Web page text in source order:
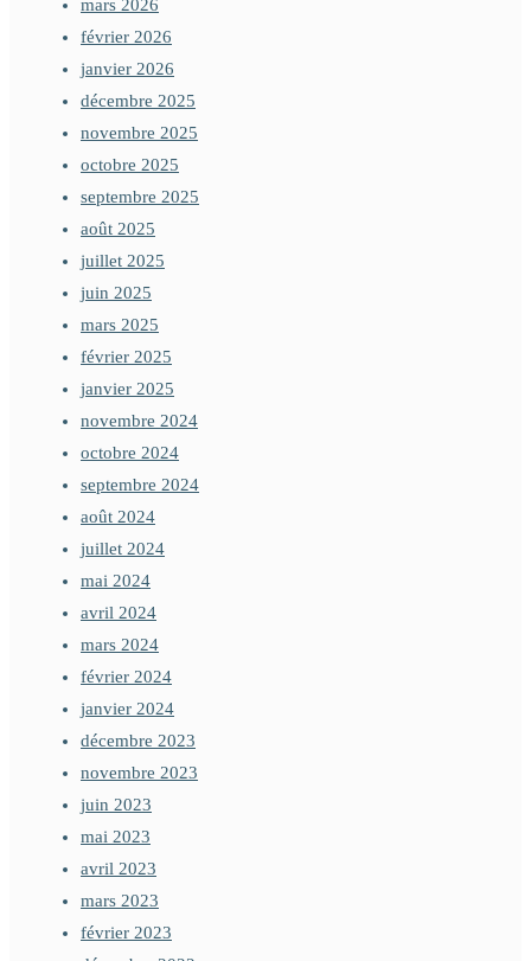
mars 2026
février 2026
janvier 2026
décembre 2025
novembre 2025
octobre 2025
septembre 2025
août 2025
juillet 2025
juin 2025
mars 2025
février 2025
janvier 2025
novembre 2024
octobre 2024
septembre 2024
août 2024
juillet 2024
mai 2024
avril 2024
mars 2024
février 2024
janvier 2024
décembre 2023
novembre 2023
juin 2023
mai 2023
avril 2023
mars 2023
février 2023